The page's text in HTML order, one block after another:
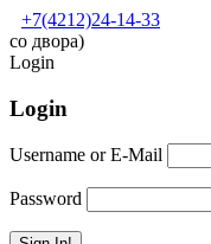
+7(4212)24-14-33
со двора)
Login
Login
Username or E-Mail
Password